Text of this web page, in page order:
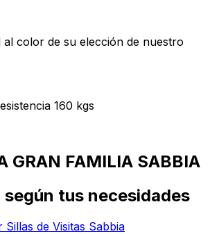
al color de su elección de nuestro
160 kgs
GRAN FAMILIA SABBIA
tus necesidades
Sillas de Visitas Sabbia